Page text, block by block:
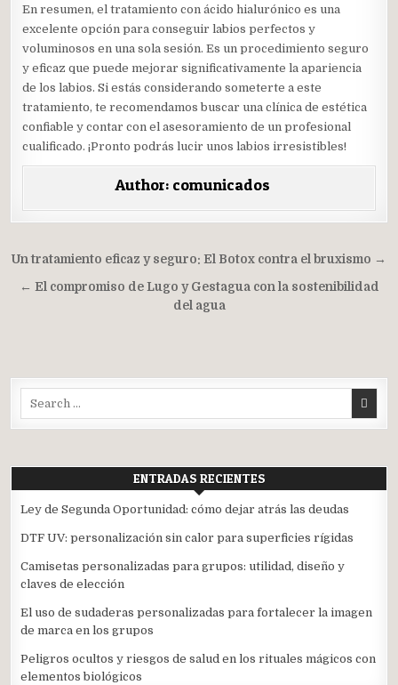
En resumen, el tratamiento con ácido hialurónico es una
excelente opción para conseguir labios perfectos y
voluminosos en una sola sesión. Es un procedimiento seguro
y eficaz que puede mejorar significativamente la apariencia
de los labios. Si estás considerando someterte a este
tratamiento, te recomendamos buscar una clínica de estética
confiable y contar con el asesoramiento de un profesional
cualificado. ¡Pronto podrás lucir unos labios irresistibles!
Author: comunicados
Navegación
de
Un tratamiento eficaz y seguro: El Botox contra el bruxismo →
← El compromiso de Lugo y Gestagua con la sostenibilidad
del agua
ENTRADAS RECIENTES
Ley de Segunda Oportunidad: cómo dejar atrás las deudas
DTF UV: personalización sin calor para superficies rígidas
Camisetas personalizadas para grupos: utilidad, diseño y
claves de elección
El uso de sudaderas personalizadas para fortalecer la imagen
de marca en los grupos
Peligros ocultos y riesgos de salud en los rituales mágicos con
elementos biológicos